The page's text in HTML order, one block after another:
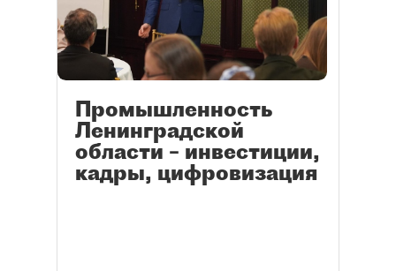
Промышленность
Ленинградской
области – инвестиции,
кадры, цифровизация